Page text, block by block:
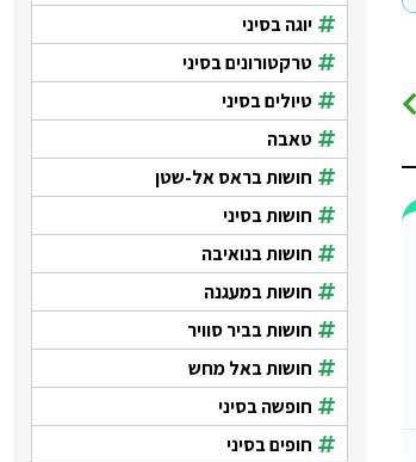
יוגה בסיני
טרקטורונים בסיני
טיולים בסיני
טאבה
חושות בראס אל-שטן
חושות בסיני
חושות בנואיבה
חושות במעגנה
חושות בביר סוויר
חושות באל מחש
חופשה בסיני
חופים בסיני